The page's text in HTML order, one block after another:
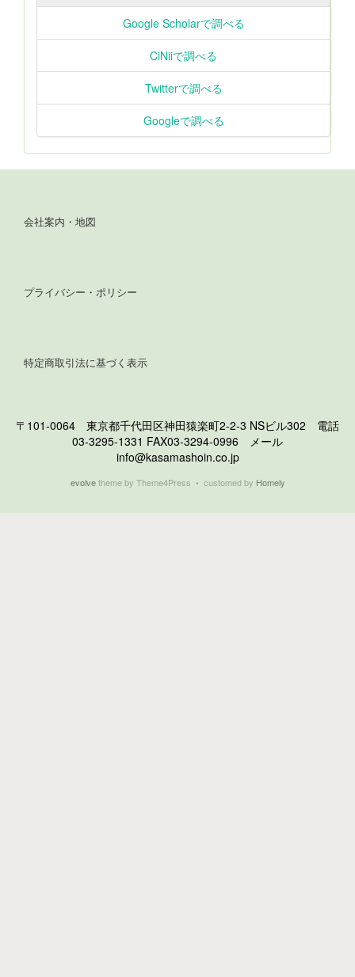
Google Scholarで調べる
CiNiiで調べる
Twitterで調べる
Googleで調べる
会社案内・地図
プライバシー・ポリシー
特定商取引法に基づく表示
〒101-0064 東京都千代田区神田猿楽町2-2-3 NSビル302 電話
03-3295-1331 FAX03-3294-0996 メール
info@kasamashoin.co.jp
evolvetheme by Theme4Press • customed by Homely